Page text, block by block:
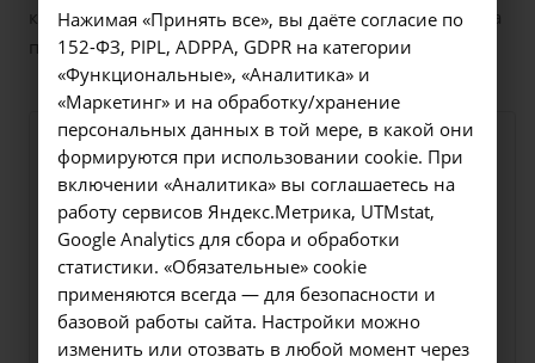
контролировать активность болезни. Запишитесь на
прием онлайн или по телефону!
Консультативная помощь
Нажимая «Принять все», вы даёте согласие по
152-ФЗ, PIPL, ADPPA, GDPR на категории
«Функциональные», «Аналитика» и
«Маркетинг» и на обработку/хранение
персональных данных в той мере, в какой они
формируются при использовании cookie. При
включении «Аналитика» вы соглашаетесь на
работу сервисов Яндекс.Метрика, UTMstat,
Google Analytics для сбора и обработки
статистики. «Обязательные» cookie
применяются всегда — для безопасности и
базовой работы сайта. Настройки можно
изменить или отозвать в любой момент через